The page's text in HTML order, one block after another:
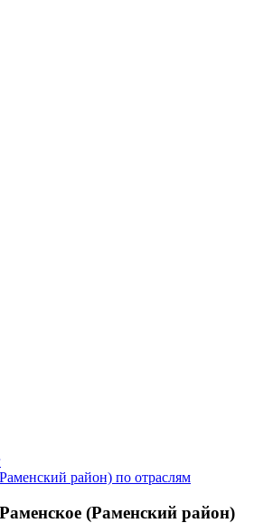
район) по отраслям
(Раменский район)